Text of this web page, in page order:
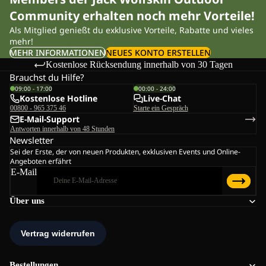
Community erhalten noch mehr Vorteile!
Als Mitglied genießt du exklusive Vorteile, Rabatte und vieles
mehr!
MEHR INFORMATIONENNEUES KONTO ERSTELLEN
Kostenlose Rücksendung innerhalb von 30 Tagen
Über uns
Brauchst du Hilfe?
09:00 - 17:00
Kostenlose Hotline
00800 - 965 375 46
00:00 - 24:00
Live-Chat
Starte ein Gespräch
E-Mail-Support
Antworten innerhalb von 48 Stunden
Newsletter
Sei der Erste, der von neuen Produkten, exklusiven Events und Online-
Angeboten erfährt
E-Mail